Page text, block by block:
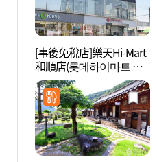
[事後免稅店]樂天Hi-Mart
和順店(롯데하이마트 화
순점)